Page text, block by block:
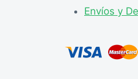
Envíos y